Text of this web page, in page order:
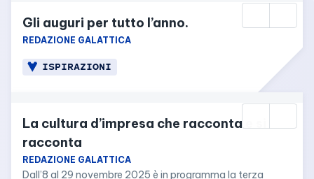
Gli auguri per tutto l’anno.
REDAZIONE GALATTICA
ISPIRAZIONI
La cultura d’impresa che racconta e si
racconta
REDAZIONE GALATTICA
Dall’8 al 29 novembre 2025 è in programma la terza